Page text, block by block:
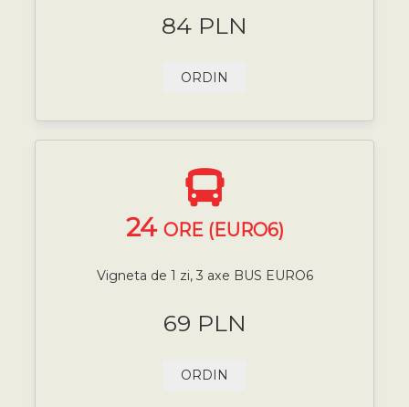
84 PLN
ORDIN
24 ORE (EURO6)
Vigneta de 1 zi, 3 axe BUS EURO6
69 PLN
ORDIN